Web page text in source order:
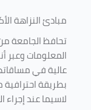
مبادئ النزاهة
تحافظ الجامعة
المعلومات وعبر
عالية في
بطريقة احترافية
لاسيما عند إجراء